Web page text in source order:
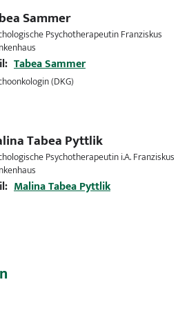
Sammer
Psychotherapeutin Franziskus
Tabea Sammer
(DKG)
Tabea Pyttlik
Psychotherapeutin i.A. Franziskus
Malina Tabea Pyttlik